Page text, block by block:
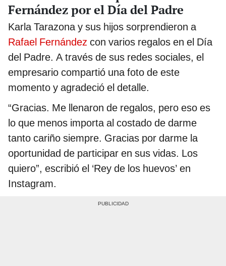
Fernández por el Día del Padre
Karla Tarazona y sus hijos sorprendieron a
Rafael Fernández con varios regalos en el Día
del Padre. A través de sus redes sociales, el
empresario compartió una foto de este
momento y agradeció el detalle.
“Gracias. Me llenaron de regalos, pero eso es
lo que menos importa al costado de darme
tanto cariño siempre. Gracias por darme la
oportunidad de participar en sus vidas. Los
quiero”, escribió el ‘Rey de los huevos’ en
Instagram.